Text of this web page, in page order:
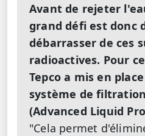
Avant de rejeter
grand défi est donc
débarrasser de ces
radioactives. Pour
Tepco a mis en
système de
(Advanced Liquid
"Cela permet